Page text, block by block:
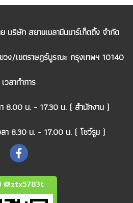
ริษัท สยามเมลามีนมาร์เก็ตติ้ง จำกัด
ง/เขตราษฎร์บูรณะ กรุงเทพฯ 10140
เวลาทำการ
8.00 น. - 17.30 น. ( สำนักงาน )
า 8.30 น. - 17.00 น. ( โชว์รูม )
@ztx5783t